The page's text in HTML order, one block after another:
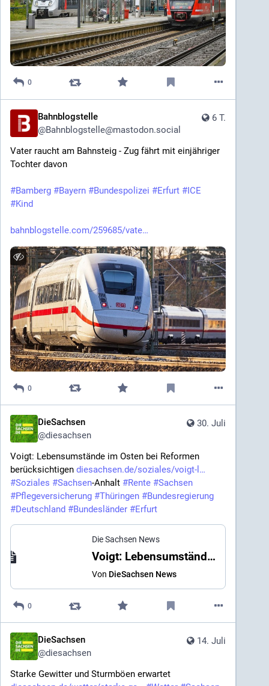
0
6 T.
Bahnblogstelle
@Bahnblogstelle@mastodon.social
Vater raucht am Bahnsteig - Zug fährt mit einjähriger
Tochter davon
#Bamberg #Bayern #Bundespolizei #Erfurt #ICE
#Kind
bahnblogstelle.com/259685/vate
0
30. Juli
DieSachsen
@diesachsen
Voigt: Lebensumstände im Osten bei Reformen
berücksichtigen diesachsen.de/soziales/voigt-l
#Soziales #Sachsen-Anhalt #Rente #Sachsen
#Pflegeversicherung #Thüringen #Bundesregierung
#Deutschland #Bundesländer #Erfurt
Die Sachsen News
Voigt: Lebensumstände im Osten bei Reformen berücksichtigen
Von DieSachsen News
0
14. Juli
DieSachsen
@diesachsen
Starke Gewitter und Sturmböen erwartet